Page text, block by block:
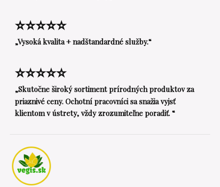
⭐⭐⭐⭐⭐
„Vysoká kvalita + nadštandardné služby.“
⭐⭐⭐⭐⭐
„Skutočne široký sortiment prírodných produktov za
priaznivé ceny. Ochotní pracovníci sa snažia vyjsť
klientom v ústrety, vždy zrozumiteľne poradiť. “